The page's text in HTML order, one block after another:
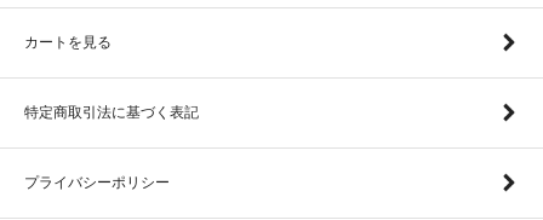
カートを見る
特定商取引法に基づく表記
プライバシーポリシー